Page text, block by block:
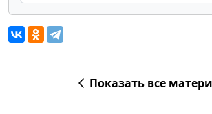
Показать все